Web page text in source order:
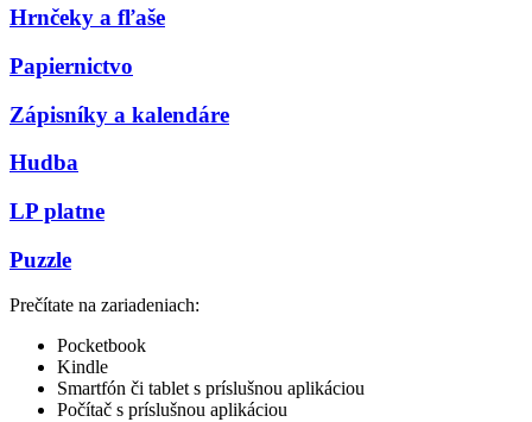
Hrnčeky a fľaše
Papiernictvo
Zápisníky a kalendáre
Hudba
LP platne
Puzzle
Prečítate na zariadeniach:
Pocketbook
Kindle
Smartfón či tablet s príslušnou aplikáciou
Počítač s príslušnou aplikáciou